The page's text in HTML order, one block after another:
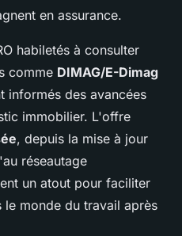
en assurance.
habiletés à consulter
comme DIMAG/E-Dimag
informés des avancées
immobilier. L'offre
, depuis la mise à jour
réseautage
un atout pour faciliter
le monde du travail après